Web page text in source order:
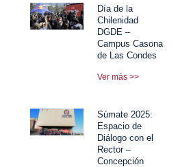
Día de la
Chilenidad
DGDE –
Campus Casona
de Las Condes
Ver más >>
Súmate 2025:
Espacio de
Diálogo con el
Rector –
Concepción